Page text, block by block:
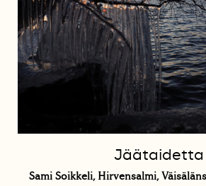
Jäätaidetta
Sami Soikkeli, Hirvensalmi,